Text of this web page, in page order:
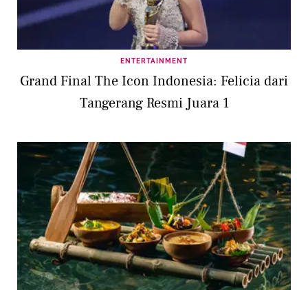
ENTERTAINMENT
Grand Final The Icon Indonesia: Felicia dari
Tangerang Resmi Juara 1